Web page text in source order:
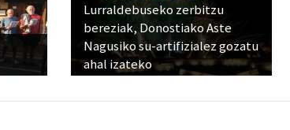
Lurraldebuseko zerbitzu
bereziak, Donostiako Aste
Nagusiko su-artifizialez gozatu
ahal izateko